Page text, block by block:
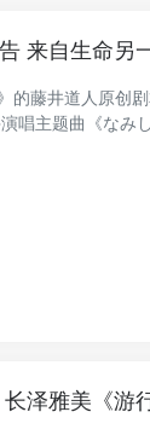
来自生命另
的藤井道人原创
唱主题曲《なみ
长泽雅美《游